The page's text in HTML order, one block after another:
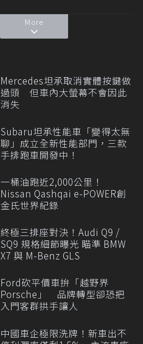
More
Mercedes坦承取消實體按鍵做
過頭 但車內大螢幕不會因此
消失
Subaru坦承性能車「變得太無
聊」成立全新性能部門，三款
手排跑車開發中！
一桶油跑近2,000公里！
Nissan Qashqai e-POWER創
金氏世界紀錄
終極三排座對決！Audi Q9 /
SQ9 規格細節曝光 瞄準 BMW
X7 與 M-Benz GLS
Ford砍平價車拚「越野界
Porsche」 品牌轉型卻恐把
入門客群拱手讓人
中國車企極限洗牌！新車出不